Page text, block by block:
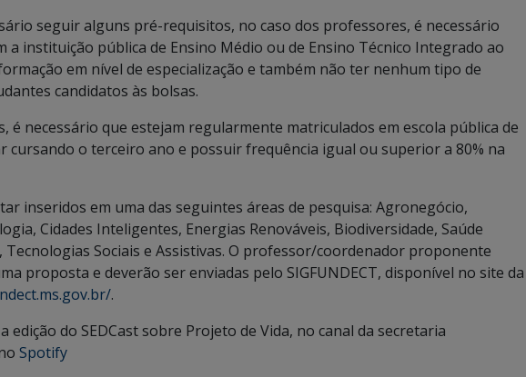
seguir alguns pré-requisitos, no caso dos professores, é necessário
a instituição pública de Ensino Médio ou de Ensino Técnico Integrado ao
em nível de especialização e também não ter nenhum tipo de
candidatos às bolsas.
é necessário que estejam regularmente matriculados em escola pública de
cursando o terceiro ano e possuir frequência igual ou superior a 80% na
inseridos em uma das seguintes áreas de pesquisa: Agronegócio,
Cidades Inteligentes, Energias Renováveis, Biodiversidade, Saúde
Tecnologias Sociais e Assistivas. O professor/coordenador proponente
proposta e deverão ser enviadas pelo SIGFUNDECT, disponível no site da
.
edição do SEDCast sobre Projeto de Vida, no canal da secretaria
Spotify